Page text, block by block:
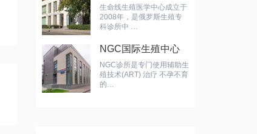
生命线生殖医学中心成立于
2008年，是俄罗斯生殖专
科诊所中 …
NGC国际生殖中心
NGC诊所是专门使用辅助生
殖技术(ART) 治疗 不孕不育
的…